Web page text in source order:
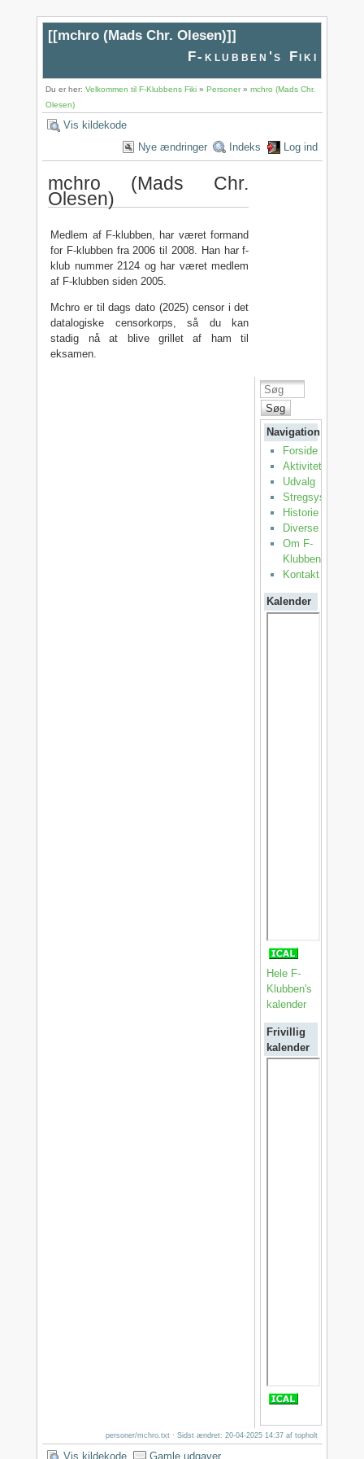
[[mchro (Mads Chr. Olesen)]]
F-klubben's Fiki
Du er her:Velkommen til F-Klubbens Fiki »Personer»mchro (Mads Chr.
Olesen)
Vis kildekode
Nye ændringer
Indeks Log ind
mchro (Mads Chr.
Olesen)
Medlem af F-klubben, har været formand
for F-klubben fra 2006 til 2008. Han har f-
klub nummer 2124 og har været medlem
af F-klubben siden 2005.
Mchro er til dags dato (2025) censor i det
datalogiske censorkorps, så du kan
stadig nå at blive grillet af ham til
eksamen.
Søg
Navigation
Forside
Aktiviteter
Udvalg
Stregsystemet
Historie
Diverse
Om F-
Klubben
Kontakt
Kalender
Hele F-
Klubben's
kalender
Frivillig
kalender
personer/mchro.txt · Sidst ændret: 20-04-2025 14:37 aftopholt
Vis kildekode Gamle udgaver